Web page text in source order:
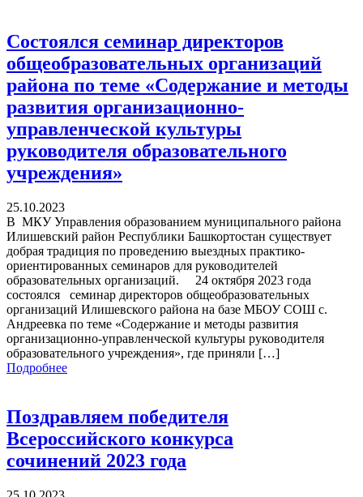
Состоялся семинар директоров
общеобразовательных организаций
района по теме «Содержание и методы
развития организационно-
управленческой культуры
руководителя образовательного
учреждения»
25.10.2023
В МКУ Управления образованием муниципального района
Илишевский район Республики Башкортостан существует
добрая традиция по проведению выездных практико-
ориентированных семинаров для руководителей
образовательных организаций. 24 октября 2023 года
состоялся семинар директоров общеобразовательных
организаций Илишевского района на базе МБОУ СОШ с.
Андреевка по теме «Содержание и методы развития
организационно-управленческой культуры руководителя
образовательного учреждения», где приняли […]
Подробнее
Поздравляем победителя
Всероссийского конкурса
сочинений 2023 года